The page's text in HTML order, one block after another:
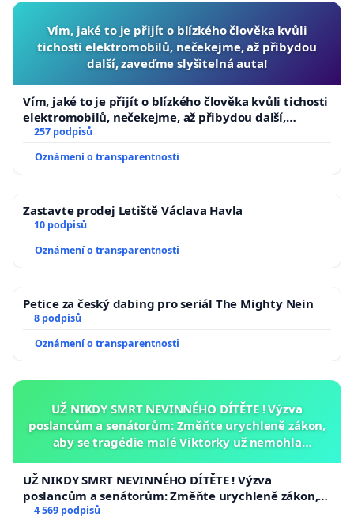
Vím, jaké to je přijít o blízkého člověka kvůli
tichosti elektromobilů, nečekejme, až přibydou
další, zaveďme slyšitelná auta!
Vím, jaké to je přijít o blízkého člověka kvůli tichosti
elektromobilů, nečekejme, až přibydou další,
zaveďme slyšitelná auta!
257 podpisů
Oznámení o transparentnosti
Zastavte prodej Letiště Václava Havla
10 podpisů
Oznámení o transparentnosti
Petice za český dabing pro seriál The Mighty Nein
8 podpisů
Oznámení o transparentnosti
UŽ NIKDY SMRT NEVINNÉHO DÍTĚTE ! Výzva
poslancům a senátorům: Změňte urychleně zákon,
aby se tragédie malé Viktorky už nemohla
UŽ NIKDY SMRT NEVINNÉHO DÍTĚTE ! Výzva
poslancům a senátorům: Změňte urychleně zákon,
aby se tragédie malé Viktorky už nemohla opakovat!
4 569 podpisů